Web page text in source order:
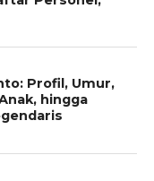
Profil, Umur,
hingga